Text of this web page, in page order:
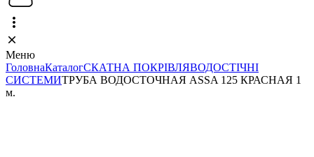
Меню
ГоловнаКаталогСКАТНА ПОКРІВЛЯВОДОСТІЧНІ
СИСТЕМИТРУБА ВОДОСТОЧНАЯ ASSA 125 КРАСНАЯ 1
м.